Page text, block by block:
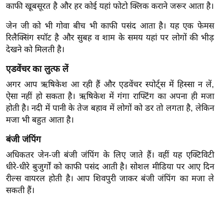
e
w
s
ला
फ
स्टा
इ
ल
क्नॉ
लॉ
जी
ब्यू
टी
काफी खूबसूरत है और हर कोई यहां फोटो क्लिक कराने जरूर आता है।
जेन जी को भी गोवा बीच भी काफी पसंद आता है। यह एक फेमस
रिलैक्सिंग स्पॉट है और सुबह व शाम के समय यहां पर लोगों की भीड़
देखने को मिलती है।
एडवेंचर का लुत्फ लें
अगर आप ऋषिकेश आ रही हैं और एडवेंचर स्पोर्ट्स में हिस्सा न लें,
ऐसा नहीं हो सकता है। ऋषिकेश में गंगा राफ्टिंग का अपना ही मजा
होती है। नदी में पानी के तेज बहाव में लोगों को डर तो लगता है, लेकिन
मजा भी बहुत आता है।
बंजी जंपिंग
अधिकतर जेन-जी बंजी जंपिंग के लिए जाते हैं। वहीं यह एक्टिविटी
धीरे-धीरे बुजुर्गों को काफी पसंद आती है। सोशल मीडिया पर आए दिन
रील्स वायरल होती है। आप शिवपुरी जाकर बंजी जंपिंग का मजा ले
सकती हैं।